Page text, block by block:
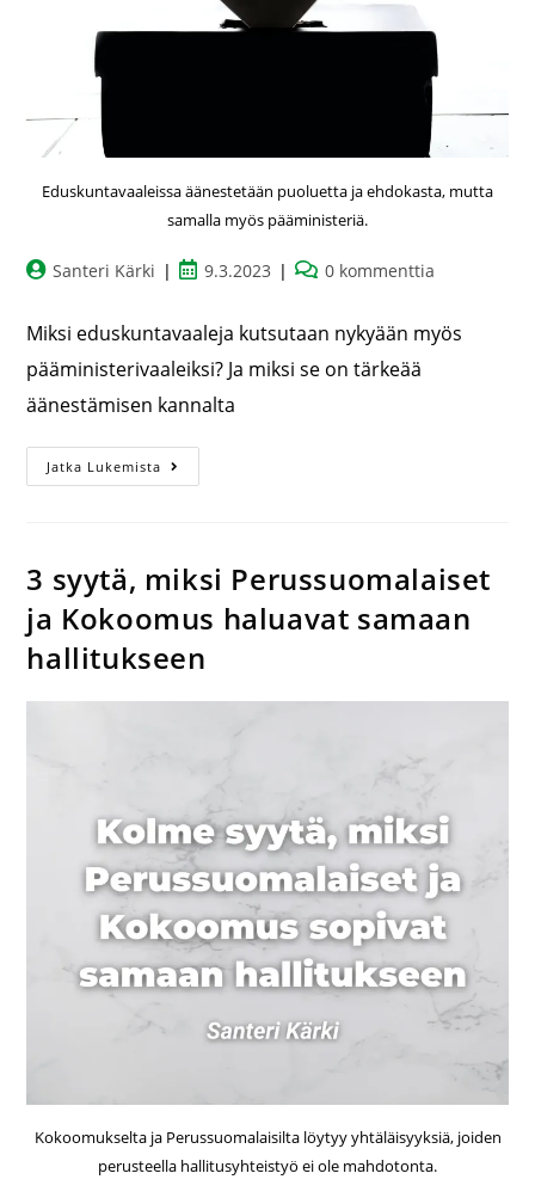
Eduskuntavaaleissa äänestetään puoluetta ja ehdokasta, mutta
samalla myös pääministeriä.
Santeri Kärki 9.3.2023 0 kommenttia
Miksi eduskuntavaaleja kutsutaan nykyään myös
pääministerivaaleiksi? Ja miksi se on tärkeää
äänestämisen kannalta
Jatka Lukemista
3 syytä, miksi Perussuomalaiset
ja Kokoomus haluavat samaan
hallitukseen
Kokoomukselta ja Perussuomalaisilta löytyy yhtäläisyyksiä, joiden
perusteella hallitusyhteistyö ei ole mahdotonta.